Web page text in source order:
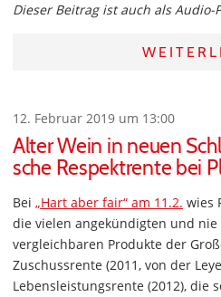
Dieser Beitrag ist auch als Audio-
12. Februar 2019 um 13:00
Alter Wein in neuen
sche Respektrente bei
Bei „Hart aber fair“ am 11.2. wies
die vielen angekündigten und nie
vergleichbaren Produkte der
Zuschussrente (2011, von der
Lebensleistungsrente (2012), die